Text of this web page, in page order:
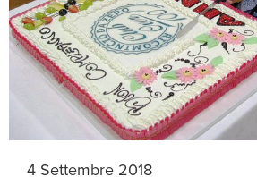
4 Settembre 2018